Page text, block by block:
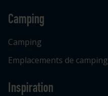
Camping
Camping
Emplacements de camping
Inspiration